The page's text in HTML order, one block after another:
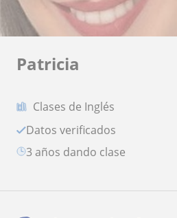
Patricia
Clases de Inglés
Datos verificados
3 años dando clase